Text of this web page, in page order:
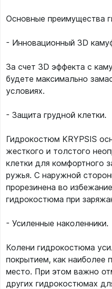
Основные преимущества
- Инновационный 3D
За счет 3D эффекта с
будете максимально
условиях.
- Защита грудной клетки.
Гидрокостюм KRYPSIS
жесткого и толстого
клетки для комфортного
ружья. С наружной
прорезинена во
гидрокостюма при
- Усиленные наколенники.
Колени гидрокостюма
покрытием, как наиболее
место. При этом важно
других гидрокостюмах